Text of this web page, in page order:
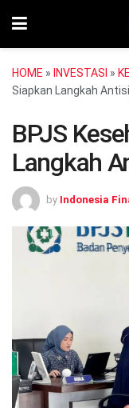
HOME » INVESTASI »
Siapkan Langkah
BPJS
Langkah
by Indonesia